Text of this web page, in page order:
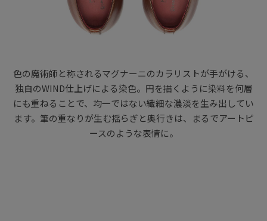
色の魔術師と称されるマグナーニのカラリストが手がける、
独自のWIND仕上げによる染色。円を描くように染料を何層
にも重ねることで、均一ではない繊細な濃淡を生み出してい
ます。筆の重なりが生む揺らぎと奥行きは、まるでアートピ
ースのような表情に。